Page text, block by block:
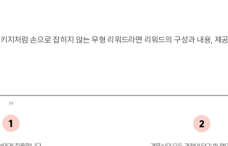
지처럼 손으로 잡히지 않는 무형 리워드라면 리워드의 구성과 내용, 제